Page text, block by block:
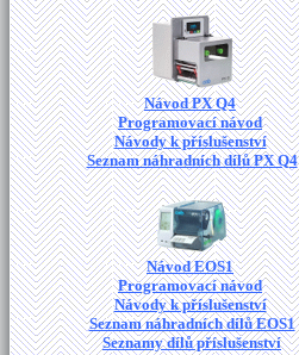
Návod PX Q4
Programovací návod
Návody k příslušenství
Seznam náhradních dílů PX Q4
Návod EOS1
Programovací návod
Návody k příslušenství
Seznam náhradních dílů EOS1
Seznamy dílů příslušenství